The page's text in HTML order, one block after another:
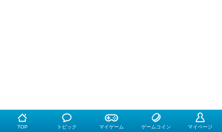
TOP トピック マイゲーム ゲームコイン マイページ